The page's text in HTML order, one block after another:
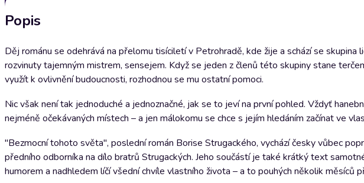
Popis
Děj románu se odehrává na přelomu tisíciletí v Petrohradě, kde žije a schází se
rozvinuty tajemným mistrem, sensejem. Když se jeden z členů této skupiny stane
využít k ovlivnění budoucnosti, rozhodnou se mu ostatní pomoci.
Nic však není tak jednoduché a jednoznačné, jak se to jeví na první pohled. Vždyť
nejméně očekávaných místech – a jen málokomu se chce s jejím hledáním začínat ve
"Bezmocní tohoto světa", poslední román Borise Strugackého, vychází česky vůbec
předního odborníka na dílo bratrů Strugackých. Jeho součástí je také krátký text
humorem a nadhledem líčí všední chvíle vlastního života – a to pouhých několik měsíců